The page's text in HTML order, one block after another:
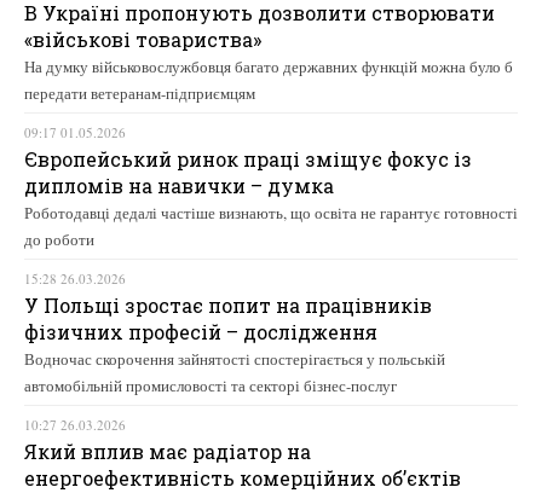
В Україні пропонують дозволити створювати
«військові товариства»
На думку військовослужбовця багато державних функцій можна було б
передати ветеранам-підприємцям
09:17 01.05.2026
Європейський ринок праці зміщує фокус із
дипломів на навички – думка
Роботодавці дедалі частіше визнають, що освіта не гарантує готовності
до роботи
15:28 26.03.2026
У Польщі зростає попит на працівників
фізичних професій – дослідження
Водночас скорочення зайнятості спостерігається у польській
автомобільній промисловості та секторі бізнес-послуг
10:27 26.03.2026
Який вплив має радіатор на
енергоефективність комерційних об’єктів